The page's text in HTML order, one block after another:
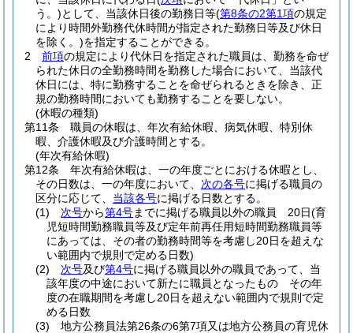
う。)として、当該休日後の勤務日等(第8条の2第1項の規定
により時間外勤務代休時間が指定された勤務日等及び休日
を除く。)を指定することができる。
2
前項の規定により代休日を指定された職員は、勤務を命ぜ
られた休日の全勤務時間を勤務した場合において、当該代
休日には、特に勤務することを命ぜられるときを除き、正
規の勤務時間においても勤務することを要しない。
(休暇の種類)
第11条
職員の休暇は、年次有給休暇、病気休暇、特別休
暇、介護休暇及び介護時間とする。
(年次有給休暇)
第12条
年次有給休暇は、一の年度ごとにおける休暇とし、
その日数は、一の年度において、 次の各号に掲げる職員の
区分に応じて、 当該各号に掲げる日数とする。
(1)
次号から第4号までに掲げる職員以外の職員 20日(育
児短時間勤務職員等及び定年前再任用短時間勤務職員等
にあっては、その者の勤務時間等を考慮し20日を超えな
い範囲内で規則で定める日数)
(2)
次号及び第4号に掲げる職員以外の職員であって、当
該年度の中途において新たに職員となったもの その年
度の在職期間を考慮し20日を超えない範囲内で規則で定
める日数
(3)
地方公務員法第26条の6第7項又は地方公務員の育児休